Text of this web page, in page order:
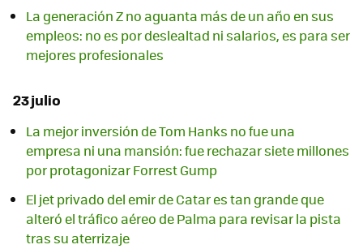
La generación Z no aguanta más de un año en sus
empleos: no es por deslealtad ni salarios, es para ser
mejores profesionales
23 julio
La mejor inversión de Tom Hanks no fue una
empresa ni una mansión: fue rechazar siete millones
por protagonizar Forrest Gump
El jet privado del emir de Catar es tan grande que
alteró el tráfico aéreo de Palma para revisar la pista
tras su aterrizaje